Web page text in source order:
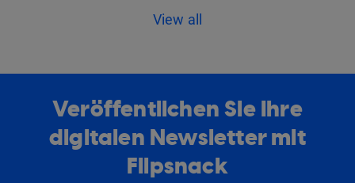
View all
Veröffentlichen Sie Ihre
digitalen Newsletter mit
Flipsnack